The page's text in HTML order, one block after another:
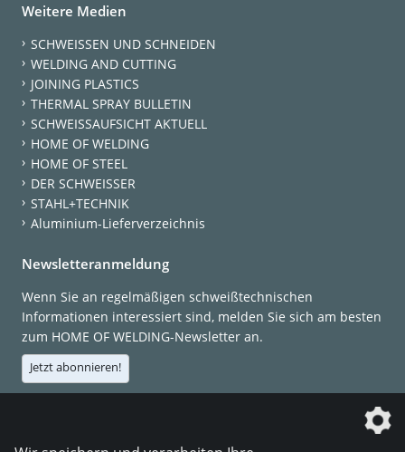
Weitere Medien
SCHWEISSEN UND SCHNEIDEN
WELDING AND CUTTING
JOINING PLASTICS
THERMAL SPRAY BULLETIN
SCHWEISSAUFSICHT AKTUELL
HOME OF WELDING
HOME OF STEEL
DER SCHWEISSER
STAHL+TECHNIK
Aluminium-Lieferverzeichnis
Newsletteranmeldung
Wenn Sie an regelmäßigen schweißtechnischen
Informationen interessiert sind, melden Sie sich am besten
zum HOME OF WELDING-Newsletter an.
Jetzt abonnieren!
Die DVS Media GmbH ist ein Unternehmen der